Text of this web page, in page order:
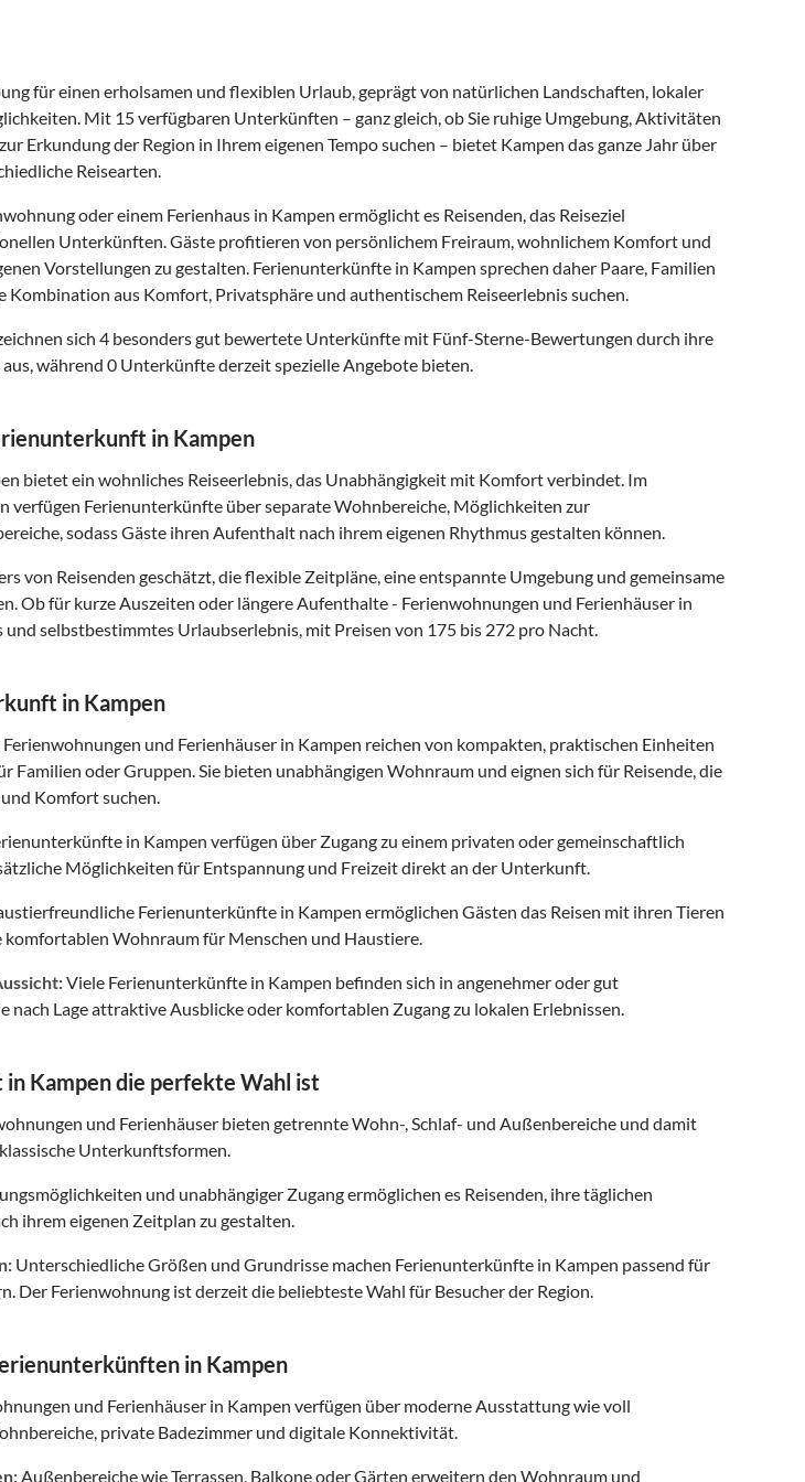
für einen erholsamen und flexiblen Urlaub, geprägt von natürlichen Landschaften, lokaler
Mit 15 verfügbaren Unterkünften – ganz gleich, ob Sie ruhige Umgebung, Aktivitäten
Erkundung der Region in Ihrem eigenen Tempo suchen – bietet Kampen das ganze Jahr über
Reisearten.
oder einem Ferienhaus in Kampen ermöglicht es Reisenden, das Reiseziel
Unterkünften. Gäste profitieren von persönlichem Freiraum, wohnlichem Komfort und
Vorstellungen zu gestalten. Ferienunterkünfte in Kampen sprechen daher Paare, Familien
Kombination aus Komfort, Privatsphäre und authentischem Reiseerlebnis suchen.
sich 4 besonders gut bewertete Unterkünfte mit Fünf-Sterne-Bewertungen durch ihre
während 0 Unterkünfte derzeit spezielle Angebote bieten.
in Kampen
bietet ein wohnliches Reiseerlebnis, das Unabhängigkeit mit Komfort verbindet. Im
verfügen Ferienunterkünfte über separate Wohnbereiche, Möglichkeiten zur
sodass Gäste ihren Aufenthalt nach ihrem eigenen Rhythmus gestalten können.
von Reisenden geschätzt, die flexible Zeitpläne, eine entspannte Umgebung und gemeinsame
Ob für kurze Auszeiten oder längere Aufenthalte - Ferienwohnungen und Ferienhäuser in
selbstbestimmtes Urlaubserlebnis, mit Preisen von 175 bis 272 pro Nacht.
in Kampen
Ferienwohnungen und Ferienhäuser in Kampen reichen von kompakten, praktischen Einheiten
Familien oder Gruppen. Sie bieten unabhängigen Wohnraum und eignen sich für Reisende, die
Komfort suchen.
in Kampen verfügen über Zugang zu einem privaten oder gemeinschaftlich
Möglichkeiten für Entspannung und Freizeit direkt an der Unterkunft.
Ferienunterkünfte in Kampen ermöglichen Gästen das Reisen mit ihren Tieren
komfortablen Wohnraum für Menschen und Haustiere.
Viele Ferienunterkünfte in Kampen befinden sich in angenehmer oder gut
nach Lage attraktive Ausblicke oder komfortablen Zugang zu lokalen Erlebnissen.
Kampen die perfekte Wahl ist
und Ferienhäuser bieten getrennte Wohn-, Schlaf- und Außenbereiche und damit
Unterkunftsformen.
und unabhängiger Zugang ermöglichen es Reisenden, ihre täglichen
ihrem eigenen Zeitplan zu gestalten.
Unterschiedliche Größen und Grundrisse machen Ferienunterkünfte in Kampen passend für
Der Ferienwohnung ist derzeit die beliebteste Wahl für Besucher der Region.
in Kampen
und Ferienhäuser in Kampen verfügen über moderne Ausstattung wie voll
private Badezimmer und digitale Konnektivität.
Außenbereiche wie Terrassen, Balkone oder Gärten erweitern den Wohnraum und